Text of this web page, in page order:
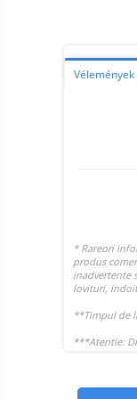
Gadgets tartozék
Vonalkód olvasók
Hordozható
állomások és
Napelemek
Vélemények